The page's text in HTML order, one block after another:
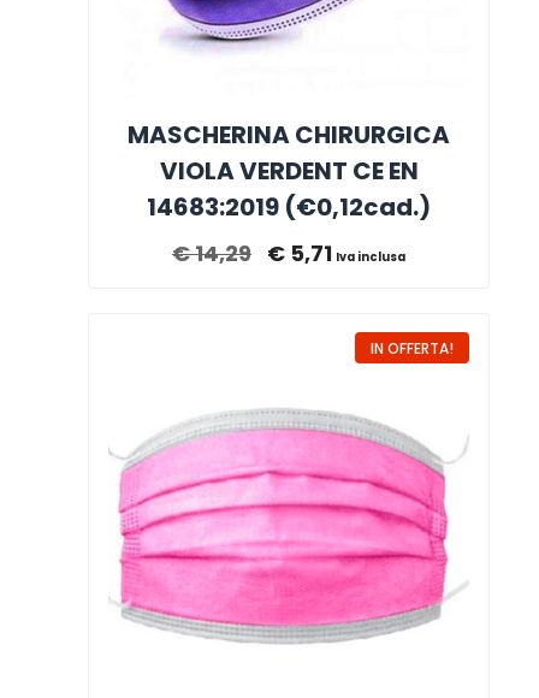
MASCHERINA CHIRURGICA
VIOLA VERDENT CE EN
14683:2019 (€0,12cad.)
€14,29 € 5,71 Iva inclusa
IN OFFERTA!